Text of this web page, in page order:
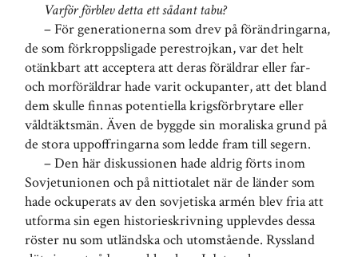
Varför förblev detta ett sådant tabu?
– För generationerna som drev på förändringarna,
de som förkroppsligade perestrojkan, var det helt
otänkbart att acceptera att deras föräldrar eller far-
och morföräldrar hade varit ockupanter, att det bland
dem skulle finnas potentiella krigsförbrytare eller
våldtäktsmän. Även de byggde sin moraliska grund på
de stora uppoffringarna som ledde fram till segern.
– Den här diskussionen hade aldrig förts inom
Sovjetunionen och på nittiotalet när de länder som
hade ockuperats av den sovjetiska armén blev fria att
utforma sin egen historieskrivning upplevdes dessa
röster nu som utländska och utomstående. Ryssland